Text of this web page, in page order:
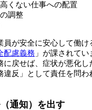
くない仕事への配置
調整
員が安全に安心して働け
配慮義務 」が課されて
に戻せば、症状が悪化し
違反」として責任を問
通知）を出す